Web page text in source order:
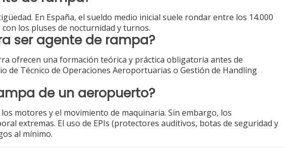
En España, el sueldo medio inicial suele rondar entre los 14.000
los pluses de nocturnidad y turnos.
ser agente de rampa?
ofrecen una formación teórica y práctica obligatoria antes de
de Técnico de Operaciones Aeroportuarias o Gestión de Handling
de un aeropuerto?
motores y el movimiento de maquinaria. Sin embargo, los
extremas. El uso de EPIs (protectores auditivos, botas de seguridad y
al mínimo.